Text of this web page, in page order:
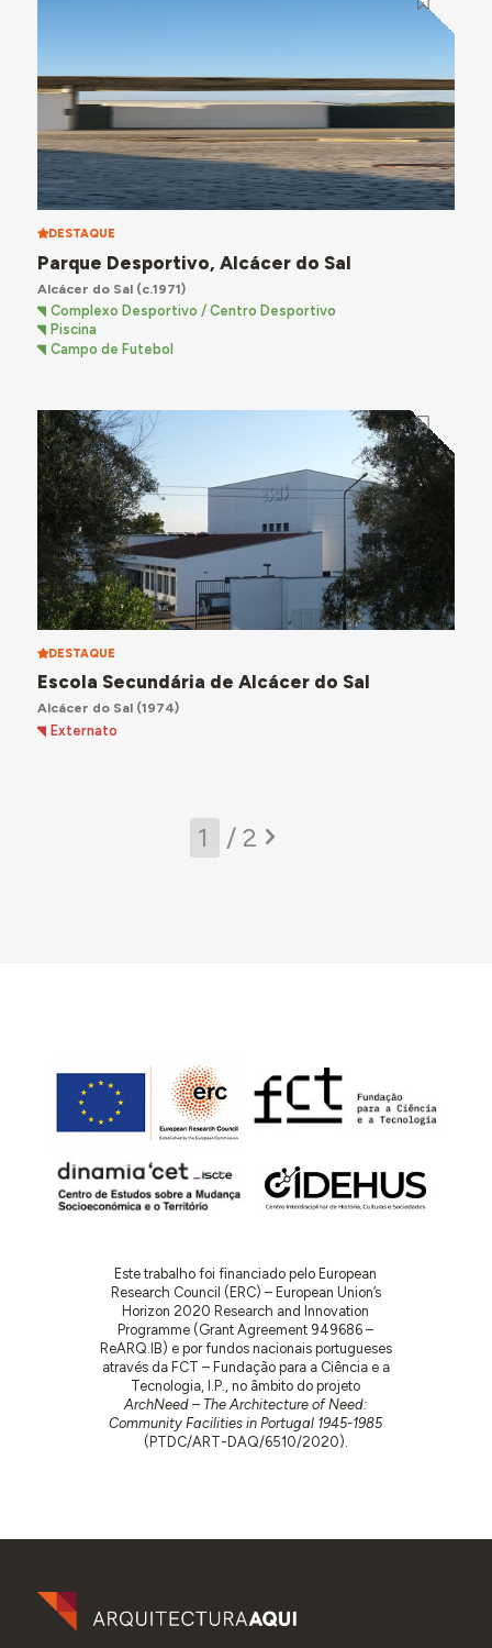
DESTAQUE
Parque Desportivo, Alcácer do Sal
Alcácer do Sal(c.1971)
Complexo Desportivo / Centro Desportivo
Piscina
Campo de Futebol
DESTAQUE
Escola Secundária de Alcácer do Sal
Alcácer do Sal(1974)
Externato
/ 2
Este trabalho foi financiado pelo European
Research Council (ERC) – European Union’s
Horizon 2020 Research and Innovation
Programme (Grant Agreement 949686 –
ReARQ.IB) e por fundos nacionais portugueses
através da FCT – Fundação para a Ciência e a
Tecnologia, I.P., no âmbito do projeto
ArchNeed – The Architecture of Need:
Community Facilities in Portugal 1945-1985
(PTDC/ART-DAQ/6510/2020).